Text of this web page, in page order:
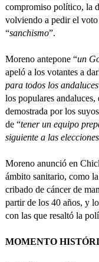
compromiso político, la
volviendo a pedir el voto
“sanchismo”.
Moreno antepone “un
apeló a los votantes a
para todos los andaluces
los populares andaluces,
demostrada por los
de “tener un equipo
siguiente a las elecciones
Moreno anunció en
ámbito sanitario, como
cribado de cáncer de
partir de los 40 años, y
con las que resaltó la
MOMENTO